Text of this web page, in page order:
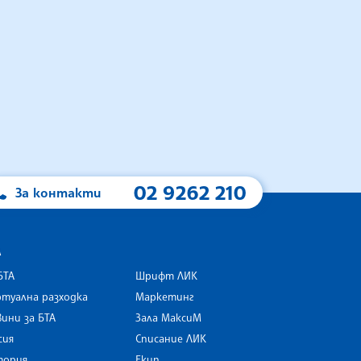
За контакти 02 9262 210
разходка
за БТА
Шрифт ЛИК
Маркетинг
Зала МаксиМ
Списание ЛИК